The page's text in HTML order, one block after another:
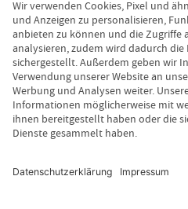
Kann ein Pferd
sterben?
Eine Kolik ist ein
Kolik nicht rechtzeitig
das Pferd daran sterben.